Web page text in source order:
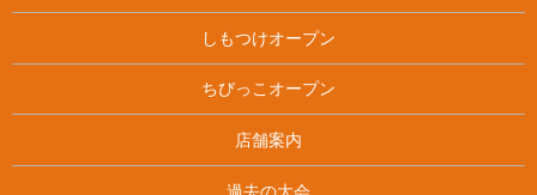
しもつけオープン
ちびっこオープン
店舗案内
過去の大会